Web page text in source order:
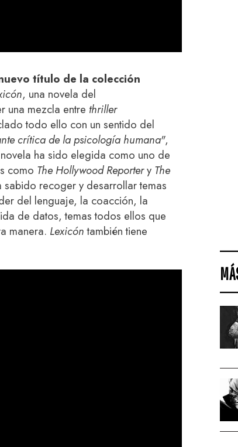
título de la colección
, una novela del
una mezcla entre thriller
todo ello con un sentido del
crítica de la psicología humana",
ha sido elegida como uno de
como The Hollywood Reportery The
recoger y desarrollar temas
del lenguaje, la coacción, la
de datos, temas todos ellos que
manera. Lexicóntambién tiene